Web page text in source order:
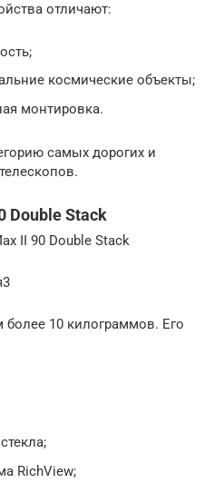
отличают:
космические объекты;
монтировка.
самых дорогих и
Double Stack
II 90 Double Stack
10 килограммов. Его
RichView;